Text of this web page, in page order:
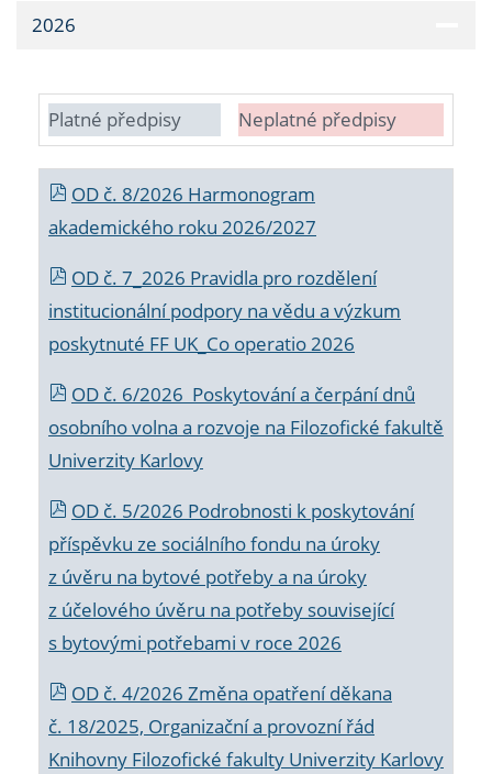
2026
Platné předpisy Neplatné předpisy
OD č. 8/2026 Harmonogram
akademického roku 2026/2027
OD č. 7_2026 Pravidla pro rozdělení
institucionální podpory na vědu a výzkum
poskytnuté FF UK_Co operatio 2026
OD č. 6/2026 Poskytování a čerpání dnů
osobního volna a rozvoje na Filozofické fakultě
Univerzity Karlovy
OD č. 5/2026 Podrobnosti k poskytování
příspěvku ze sociálního fondu na úroky
z úvěru na bytové potřeby a na úroky
z účelového úvěru na potřeby související
s bytovými potřebami v roce 2026
OD č. 4/2026 Změna opatření děkana
č. 18/2025, Organizační a provozní řád
Knihovny Filozofické fakulty Univerzity Karlovy